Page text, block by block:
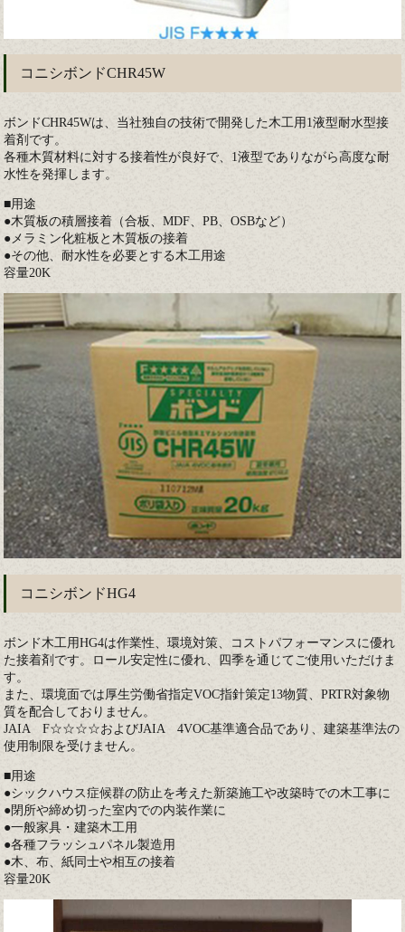
コニシボンドCHR45W
ボンドCHR45Wは、当社独自の技術で開発した木工用1液型耐水型接
着剤です。
各種木質材料に対する接着性が良好で、1液型でありながら高度な耐
水性を発揮します。
■用途
●木質板の積層接着（合板、MDF、PB、OSBなど）
●メラミン化粧板と木質板の接着
●その他、耐水性を必要とする木工用途
容量20K
コニシボンドHG4
ボンド木工用HG4は作業性、環境対策、コストパフォーマンスに優れ
た接着剤です。ロール安定性に優れ、四季を通じてご使用いただけま
す。
また、環境面では厚生労働省指定VOC指針策定13物質、PRTR対象物
質を配合しておりません。
JAIA F☆☆☆☆およびJAIA 4VOC基準適合品であり、建築基準法の
使用制限を受けません。
■用途
●シックハウス症候群の防止を考えた新築施工や改築時での木工事に
●閉所や締め切った室内での内装作業に
●一般家具・建築木工用
●各種フラッシュパネル製造用
●木、布、紙同士や相互の接着
容量20K